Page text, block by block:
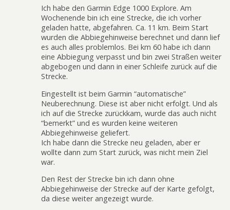
Ich habe den Garmin Edge 1000 Explore. Am
Wochenende bin ich eine Strecke, die ich vorher
geladen hatte, abgefahren. Ca. 11 km. Beim Start
wurden die Abbiegehinweise berechnet und dann lief
es auch alles problemlos. Bei km 60 habe ich dann
eine Abbiegung verpasst und bin zwei Straßen weiter
abgebogen und dann in einer Schleife zurück auf die
Strecke.
Eingestellt ist beim Garmin “automatische”
Neuberechnung. Diese ist aber nicht erfolgt. Und als
ich auf die Strecke zurückkam, wurde das auch nicht
“bemerkt” und es wurden keine weiteren
Abbiegehinweise geliefert.
Ich habe dann die Strecke neu geladen, aber er
wollte dann zum Start zurück, was nicht mein Ziel
war.
Den Rest der Strecke bin ich dann ohne
Abbiegehinweise der Strecke auf der Karte gefolgt,
da diese weiter angezeigt wurde.